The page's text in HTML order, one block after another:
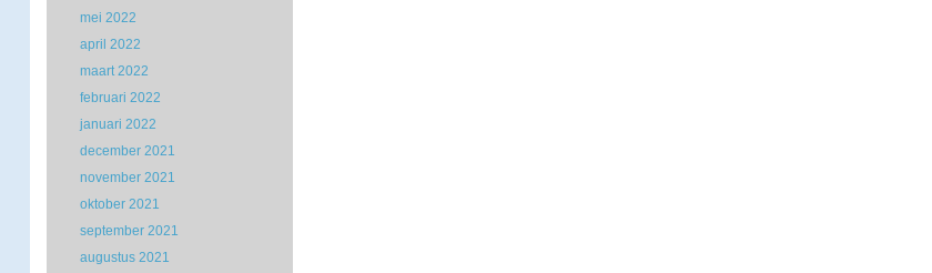
mei 2022
april 2022
maart 2022
februari 2022
januari 2022
december 2021
november 2021
oktober 2021
september 2021
augustus 2021